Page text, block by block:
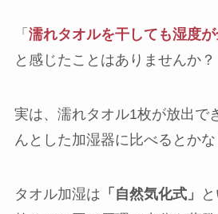
「 濡れタオルを干しても湿度
と感じたことはありませんか？
実は、濡れタオル1枚が放出で
んとした加湿器に比べるとかな
タオル加湿は 「自然気化式」